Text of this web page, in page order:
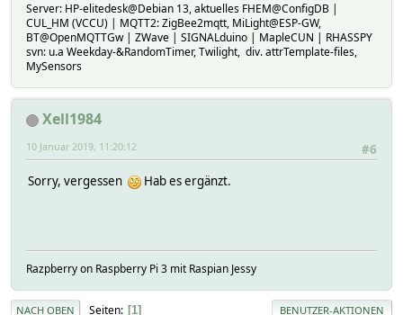
Server: HP-elitedesk@Debian 13, aktuelles FHEM@ConfigDB |
CUL_HM (VCCU) | MQTT2: ZigBee2mqtt, MiLight@ESP-GW,
BT@OpenMQTTGw | ZWave | SIGNALduino | MapleCUN | RHASSPY
svn: u.a Weekday-&RandomTimer, Twilight, div. attrTemplate-files,
MySensors
Xell1984
#6
10 Januar 2019, 11:20:12
Sorry, vergessen Hab es ergänzt.
Razpberry on Raspberry Pi 3 mit Raspian Jessy
NACH OBEN Seiten 1 BENUTZER-AKTIONEN